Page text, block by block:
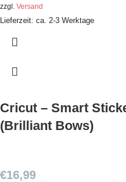
zzgl. Versand
Lieferzeit: ca. 2-3 Werktage
Cricut – Smart
(Brilliant Bows)
€16,99